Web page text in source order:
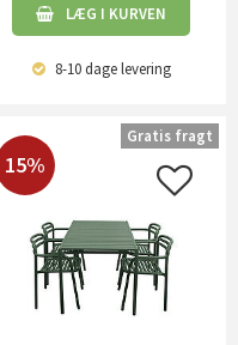
LÆG I KURVEN
8-10 dagelevering
15%
Gratis fragt